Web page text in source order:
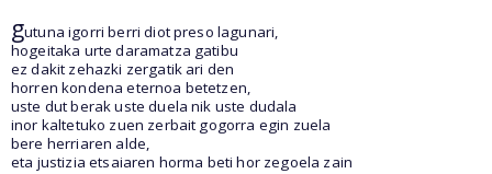
gutuna igorri berri diot preso lagunari,
hogeitaka urte daramatza gatibu
ez dakit zehazki zergatik ari den
horren kondena eternoa betetzen,
uste dut berak uste duela nik uste dudala
inor kaltetuko zuen zerbait gogorra egin zuela
bere herriaren alde,
eta justizia etsaiaren horma beti hor zegoela zain